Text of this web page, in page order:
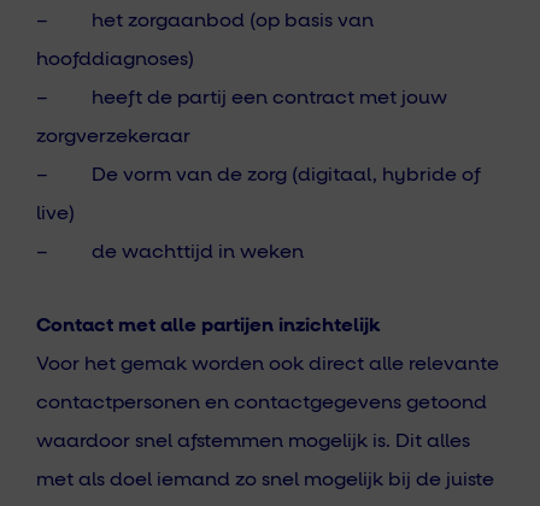
– het zorgaanbod (op basis van
hoofddiagnoses)
– heeft de partij een contract met jouw
zorgverzekeraar
– De vorm van de zorg (digitaal, hybride of
live)
– de wachttijd in weken
Contact met alle partijen inzichtelijk
Voor het gemak worden ook direct alle relevante
contactpersonen en contactgegevens getoond
waardoor snel afstemmen mogelijk is. Dit alles
met als doel iemand zo snel mogelijk bij de juiste